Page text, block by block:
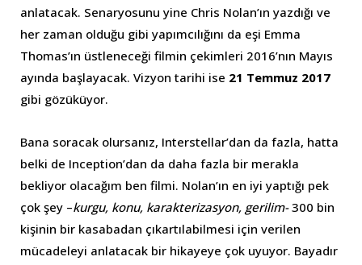
anlatacak. Senaryosunu yine Chris Nolan’ın yazdığı ve
her zaman olduğu gibi yapımcılığını da eşi Emma
Thomas’ın üstleneceği filmin çekimleri 2016’nın Mayıs
ayında başlayacak. Vizyon tarihi ise 21 Temmuz 2017
gibi gözüküyor.
Bana soracak olursanız, Interstellar’dan da fazla, hatta
belki de Inception’dan da daha fazla bir merakla
bekliyor olacağım ben filmi. Nolan’ın en iyi yaptığı pek
çok şey –kurgu, konu, karakterizasyon, gerilim-300 bin
kişinin bir kasabadan çıkartılabilmesi için verilen
mücadeleyi anlatacak bir hikayeye çok uyuyor. Bayadır